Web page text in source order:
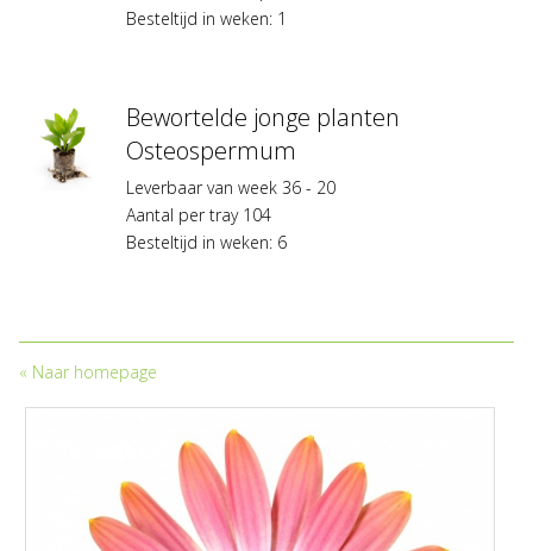
licentieplichtig.
licentie-
vermeerderingsovereenkomst
Besteltijd in weken: 1
Bewortelde jonge planten
Osteospermum
Leverbaar van week 36 - 20
Aantal per tray 104
Besteltijd in weken: 6
« Naar homepage